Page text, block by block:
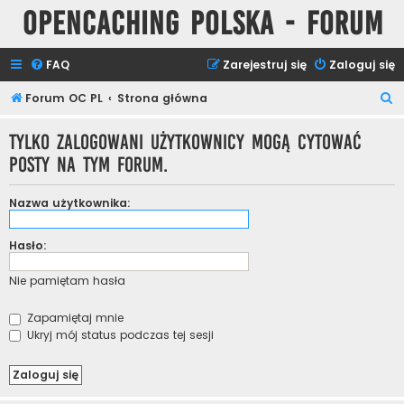
Opencaching Polska - Forum
FAQ Zaloguj się
Zarejestruj się
Forum OC PL Strona główna
Tylko zalogowani użytkownicy mogą cytować
posty na tym forum.
Nazwa użytkownika:
Hasło:
Nie pamiętam hasła
Zapamiętaj mnie
Ukryj mój status podczas tej sesji